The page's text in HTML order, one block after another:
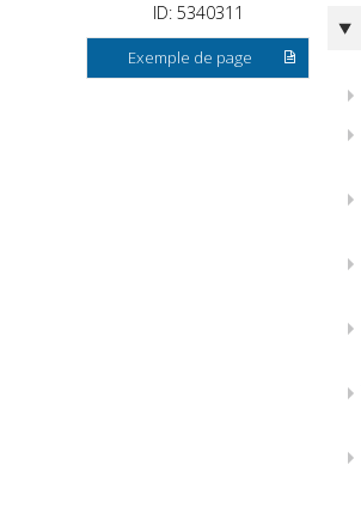
ID: 5340311
Exemple de page